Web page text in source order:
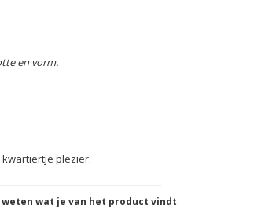
en vorm.
plezier.
wat je van het product vindt